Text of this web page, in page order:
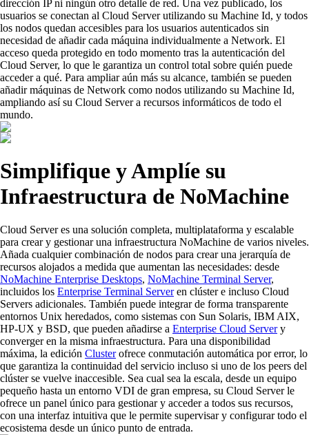
dirección IP ni ningún otro detalle de red. Una vez publicado, los
usuarios se conectan al Cloud Server utilizando su Machine Id, y todos
los nodos quedan accesibles para los usuarios autenticados sin
necesidad de añadir cada máquina individualmente a Network. El
acceso queda protegido en todo momento tras la autenticación del
Cloud Server, lo que le garantiza un control total sobre quién puede
acceder a qué. Para ampliar aún más su alcance, también se pueden
añadir máquinas de Network como nodos utilizando su Machine Id,
ampliando así su Cloud Server a recursos informáticos de todo el
mundo.
Simplifique y Amplíe su
Infraestructura de NoMachine
Cloud Server es una solución completa, multiplataforma y escalable
para crear y gestionar una infraestructura NoMachine de varios niveles.
Añada cualquier combinación de nodos para crear una jerarquía de
recursos alojados a medida que aumentan las necesidades: desde
NoMachine Enterprise Desktops, NoMachine Terminal Server,
incluidos los Enterprise Terminal Serveren clúster e incluso Cloud
Servers adicionales. También puede integrar de forma transparente
entornos Unix heredados, como sistemas con Sun Solaris, IBM AIX,
HP-UX y BSD, que pueden añadirse a Enterprise Cloud Servery
converger en la misma infraestructura. Para una disponibilidad
máxima, la edición Clusterofrece conmutación automática por error, lo
que garantiza la continuidad del servicio incluso si uno de los peers del
clúster se vuelve inaccesible. Sea cual sea la escala, desde un equipo
pequeño hasta un entorno VDI de gran empresa, su Cloud Server le
ofrece un panel único para gestionar y acceder a todos sus recursos,
con una interfaz intuitiva que le permite supervisar y configurar todo el
ecosistema desde un único punto de entrada.